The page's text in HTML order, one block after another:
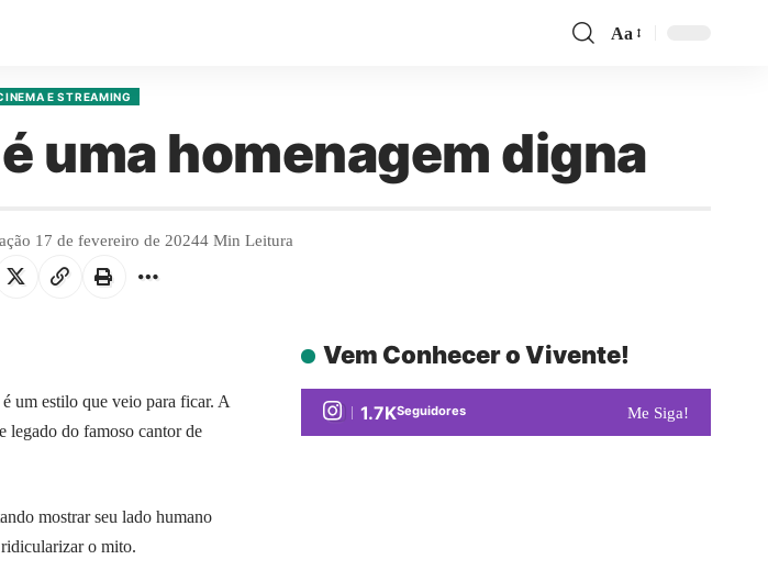
Aa
E STREAMING
é uma homenagem digna
17 de fevereiro de 20244 Min Leitura
um estilo que veio para ficar. A
legado do famoso cantor de
mostrar seu lado humano
ridicularizar o mito.
Vem Conhecer o Vivente!
1.7KSeguidores Me Siga!